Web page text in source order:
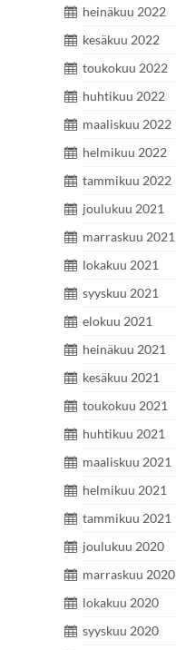
heinäkuu 2022
kesäkuu 2022
toukokuu 2022
huhtikuu 2022
maaliskuu 2022
helmikuu 2022
tammikuu 2022
joulukuu 2021
marraskuu 2021
lokakuu 2021
syyskuu 2021
elokuu 2021
heinäkuu 2021
kesäkuu 2021
toukokuu 2021
huhtikuu 2021
maaliskuu 2021
helmikuu 2021
tammikuu 2021
joulukuu 2020
marraskuu 2020
lokakuu 2020
syyskuu 2020